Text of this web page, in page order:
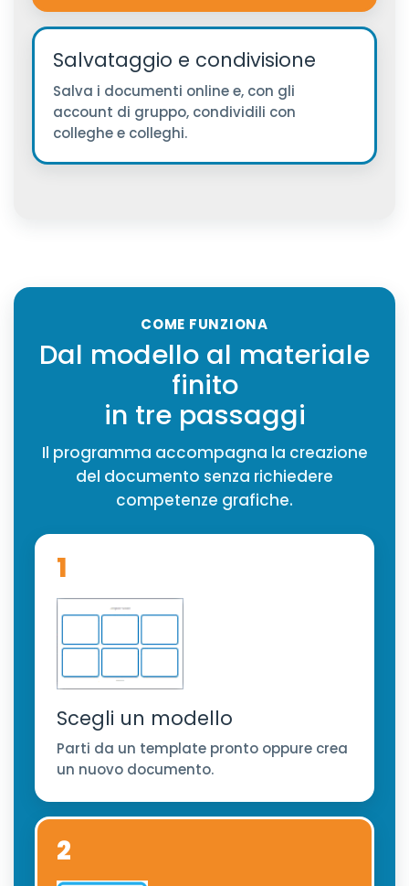
Salvataggio e condivisione
Salva i documenti online e, con gli
account di gruppo, condividili con
colleghe e colleghi.
COME FUNZIONA
Dal modello al materiale
finito
in tre passaggi
Il programma accompagna la creazione
del documento senza richiedere
competenze grafiche.
1
Scegli un modello
Parti da un template pronto oppure crea
un nuovo documento.
2